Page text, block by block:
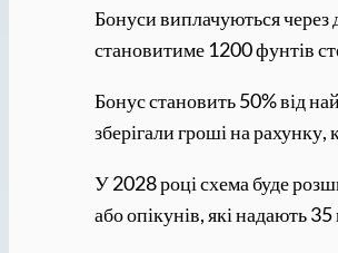
Бонуси виплачуються
становитиме 1200 фунтів
Бонус становить 50% від
зберігали гроші на
У 2028 році схема буде
або опікунів, які надають